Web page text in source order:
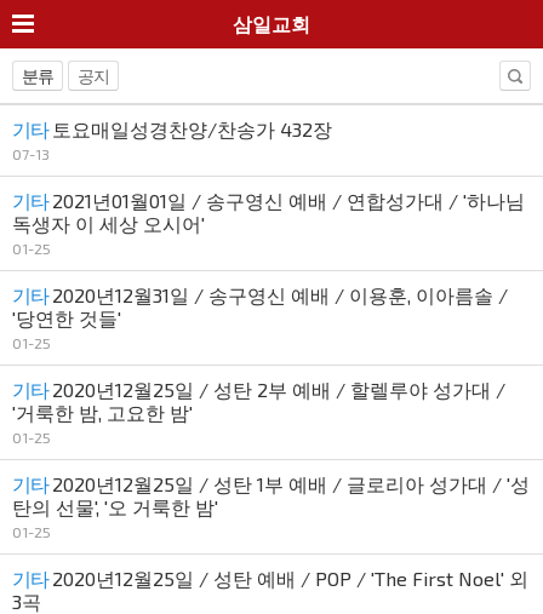
삼일교회
분류 공지
기타 토요매일성경찬양/찬송가 432장
07-13
기타2021년01월01일 / 송구영신 예배 / 연합성가대 / '하나님
독생자 이 세상 오시어'
01-25
기타2020년12월31일 / 송구영신 예배 / 이용훈, 이아름솔 /
'당연한 것들'
01-25
기타2020년12월25일 / 성탄 2부 예배 / 할렐루야 성가대 /
'거룩한 밤, 고요한 밤'
01-25
기타2020년12월25일 / 성탄 1부 예배 / 글로리아 성가대 / '성
탄의 선물', '오 거룩한 밤'
01-25
기타2020년12월25일 / 성탄 예배 / POP / 'The First Noel' 외
3곡